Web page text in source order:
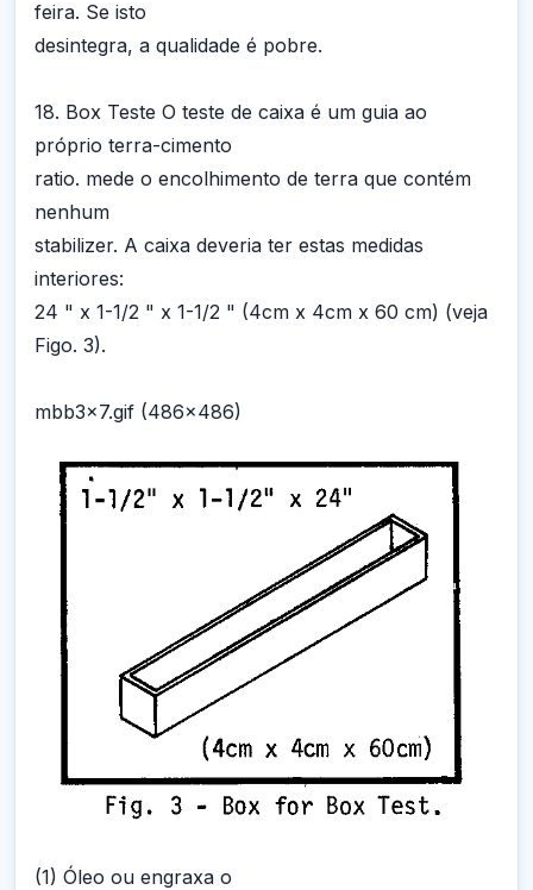
feira. Se isto
desintegra, a qualidade é pobre.
18. Box Teste O teste de caixa é um guia ao
próprio terra-cimento
ratio. mede o encolhimento de terra que contém
nenhum
stabilizer. A caixa deveria ter estas medidas
interiores:
24 " x 1-1/2 " x 1-1/2 " (4cm x 4cm x 60 cm) (veja
Figo. 3).
mbb3x7.gif (486x486)
(1) Óleo ou engraxa o